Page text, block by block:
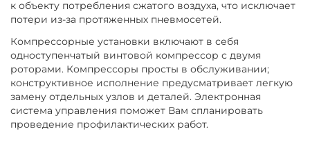
к объекту потребления сжатого воздуха, что исключает
потери из-за протяженных пневмосетей.
Компрессорные установки включают в себя
одноступенчатый винтовой компрессор с двумя
роторами. Компрессоры просты в обслуживании;
конструктивное исполнение предусматривает легкую
замену отдельных узлов и деталей. Электронная
система управления поможет Вам спланировать
проведение профилактических работ.